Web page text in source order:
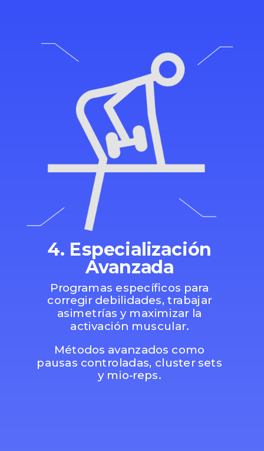
4. Especialización
Avanzada
Programas específicos para
corregir debilidades, trabajar
asimetrías y maximizar la
activación muscular.
Métodos avanzados como
pausas controladas, cluster sets
y mio-reps.